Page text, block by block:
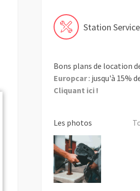
Station
Bons plans de location
Europcar: jusqu'à 15%
Cliquant ici !
Les photos